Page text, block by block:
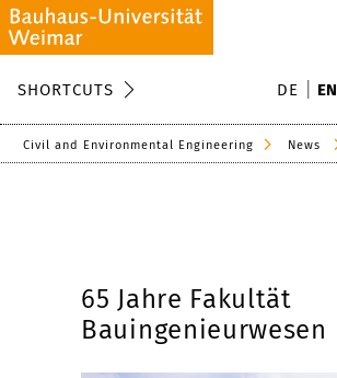
SHORTCUTS DE EN
Civil and Environmental Engineering News
65 Jahre Fakultät
Bauingenieurwesen